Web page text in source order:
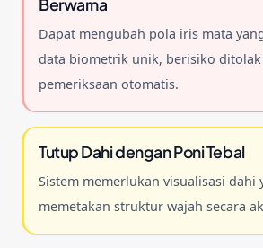
Berwarna
Dapat mengubah pola iris mata
data biometrik unik, berisiko
pemeriksaan otomatis.
Tutup Dahi dengan Poni Tebal
Sistem memerlukan visualisasi dahi
memetakan struktur wajah secara